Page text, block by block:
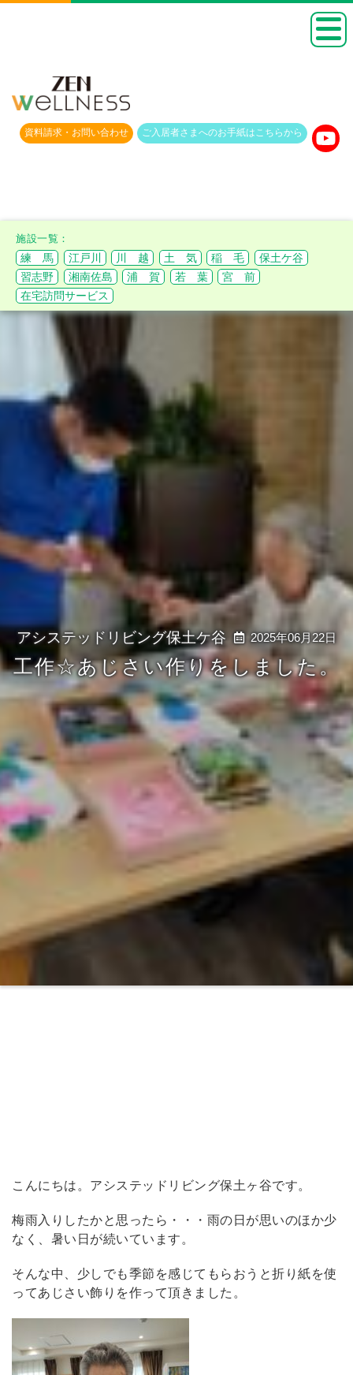
資料請求・ お問い合わせ ご入居者さまへのお手紙はこちらから
練 馬 江戸川 川 越 土 気 稲 毛
保土ケ谷
習志野
湘南佐島 浦 賀 若 葉
宮 前
在宅訪問サービス
2025年06月22日
工作☆あじさい作りをしました。
こんにちは。アシステッドリビング保土ヶ谷です。
梅雨入りしたかと思ったら・・・雨の日が思いのほか少
なく、暑い日が続いています。
そんな中、少しでも季節を感じてもらおうと折り紙を使
ってあじさい飾りを作って頂きました。